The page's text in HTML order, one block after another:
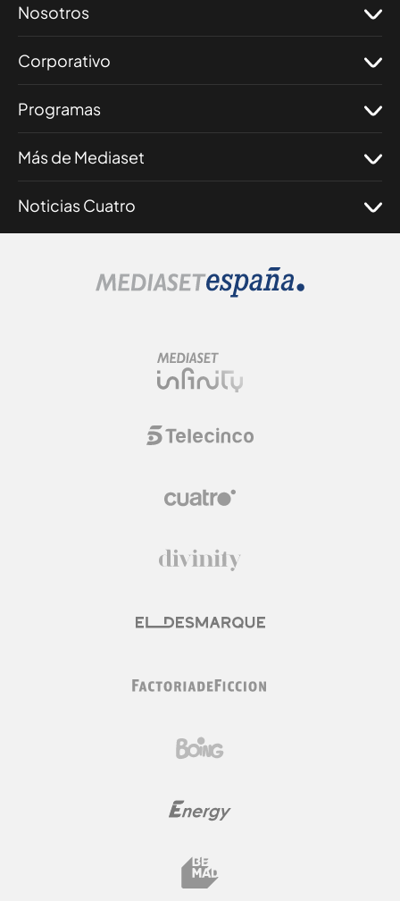
Nosotros
Corporativo
Programas
Más de Mediaset
Noticias Cuatro